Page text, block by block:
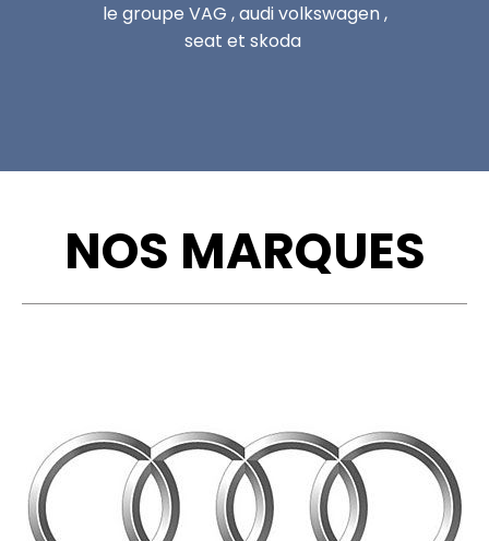
le groupe VAG , audi volkswagen ,
seat et skoda
NOS MARQUES